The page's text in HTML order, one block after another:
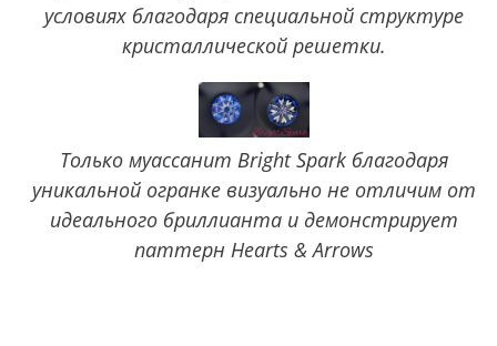
условиях благодаря специальной структуре
кристаллической решетки.
Только муассанит Bright Spark благодаря
уникальной огранке визуально не отличим от
идеального бриллианта и демонстрирует
паттерн Hearts & Arrows